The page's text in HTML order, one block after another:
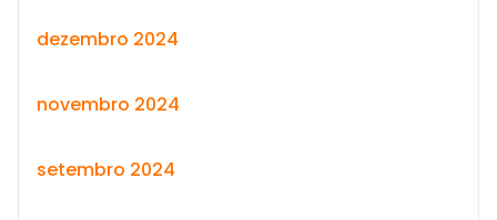
dezembro 2024
novembro 2024
setembro 2024